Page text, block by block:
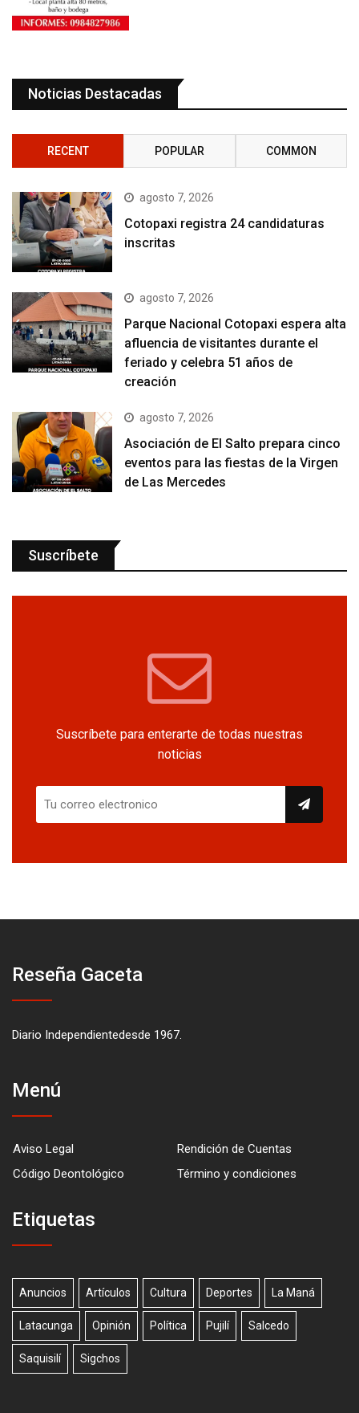
Noticias Destacadas
RECENT POPULAR COMMON
agosto 7, 2026
Cotopaxi registra 24 candidaturas
inscritas
agosto 7, 2026
Parque Nacional Cotopaxi espera alta
afluencia de visitantes durante el
feriado y celebra 51 años de
creación
agosto 7, 2026
Asociación de El Salto prepara cinco
eventos para las fiestas de la Virgen
de Las Mercedes
Suscríbete
Suscríbete para enterarte de todas nuestras
noticias
Reseña Gaceta
Diario Independientedesde 1967.
Menú
Aviso Legal
Rendición de Cuentas
Código Deontológico
Término y condiciones
Etiquetas
Anuncios Artículos Cultura Deportes La Maná
Latacunga Opinión Política Pujilí Salcedo
Saquisilí Sigchos